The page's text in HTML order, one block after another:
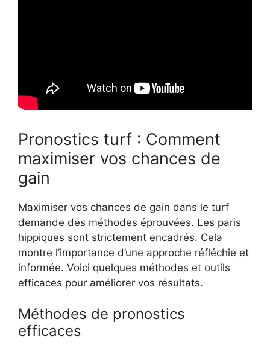
Pronostics turf : Comment
maximiser vos chances de
gain
Maximiser vos chances de gain dans le turf
demande des méthodes éprouvées. Les paris
hippiques sont strictement encadrés. Cela
montre l’importance d’une approche réfléchie et
informée. Voici quelques méthodes et outils
efficaces pour améliorer vos résultats.
Méthodes de pronostics
efficaces